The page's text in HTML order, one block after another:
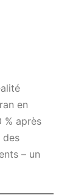
en
% après
des
– un